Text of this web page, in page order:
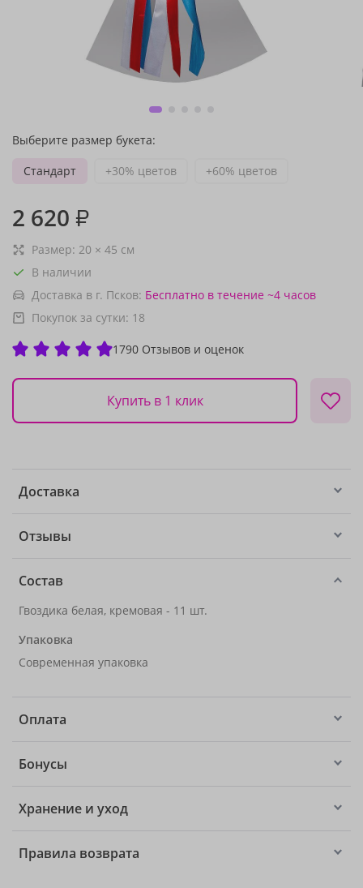
Выберите размер букета:
Стандарт
+30% цветов +60% цветов
2 620 ₽
Размер: 20 × 45 см
В наличии
Доставка в г. Псков: Бесплатно в течение ~4 часов
Покупок за сутки: 18
1790 Отзывов и оценок
Купить в 1 клик
Доставка
Отзывы
Состав
Гвоздика белая, кремовая - 11 шт.
Упаковка
Современная упаковка
Оплата
Бонусы
Хранение и уход
Правила возврата